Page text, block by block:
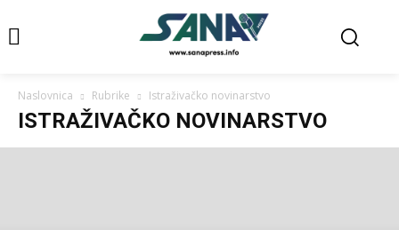
Naslovnica Rubrike Istraživačko novinarstvo
ISTRAŽIVAČKO NOVINARSTVO